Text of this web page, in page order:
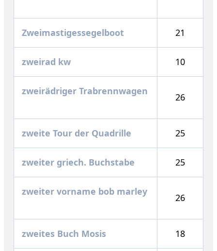
Zweimastigessegelboot 21
zweirad kw 10
zweirädriger Trabrennwagen
26
zweite Tour der Quadrille 25
zweiter griech. Buchstabe 25
zweiter vorname bob marley
26
zweites Buch Mosis 18